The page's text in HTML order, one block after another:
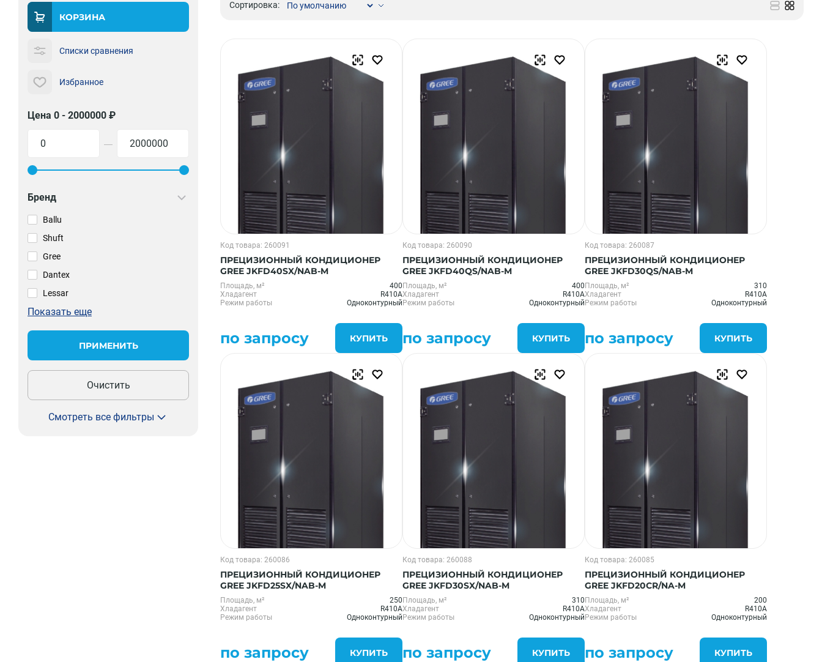
Фанкойлы
Прецизионные кондиционеры
Чиллеры
КОРЗИНА
Списки сравнения
Избранное
Цена 0 - 2000000 ₽
—
Бренд
Ballu
Shuft
Gree
Dantex
Lessar
Показать еще
ПРИМЕНИТЬ
Очистить
Смотреть все фильтры
Сортировка:
Код товара: 260091
ПРЕЦИЗИОННЫЙ КОНДИЦИОНЕР
GREE JKFD40SX/NAB-M
Площадь, м²
400
Хладагент
R410A
Режим работы
Одноконтурный
по запросу КУПИТЬ
Код товара: 260090
ПРЕЦИЗИОННЫЙ КОНДИЦИОНЕР
GREE JKFD40QS/NAB-M
Площадь, м²
400
Хладагент
R410A
Режим работы
Одноконтурный
по запросу КУПИТЬ
Код товара: 260087
ПРЕЦИЗИОННЫЙ КОНДИЦИОНЕР
GREE JKFD30QS/NAB-M
Площадь, м²
310
Хладагент
R410A
Режим работы
Одноконтурный
по запросу КУПИТЬ
Код товара: 260086
ПРЕЦИЗИОННЫЙ КОНДИЦИОНЕР
GREE JKFD25SX/NAB-M
Площадь, м²
250
Хладагент
R410A
Режим работы
Одноконтурный
по запросу КУПИТЬ
Код товара: 260088
ПРЕЦИЗИОННЫЙ КОНДИЦИОНЕР
GREE JKFD30SX/NAB-M
Площадь, м²
310
Хладагент
R410A
Режим работы
Одноконтурный
по запросу КУПИТЬ
Код товара: 260085
ПРЕЦИЗИОННЫЙ КОНДИЦИОНЕР
GREE JKFD20CR/NA-M
Площадь, м²
200
Хладагент
R410A
Режим работы
Одноконтурный
по запросу КУПИТЬ